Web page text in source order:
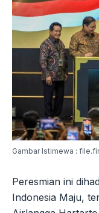
Gambar Istimewa :
Peresmian ini
Indonesia Maju,